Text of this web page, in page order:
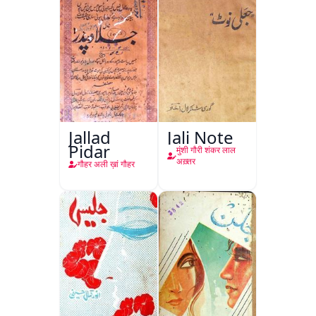
Jallad
Pidar
गौहर अली ख़ां गौहर
Jali Note
मुंशी गौरी शंकर लाल
अख़्तर